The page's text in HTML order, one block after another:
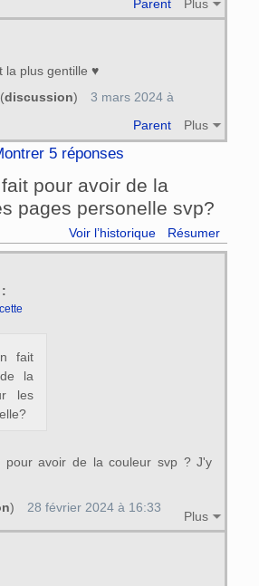
Parent Plus
la plus gentille ♥
Parent Plus
discussion)
3 mars 2024 à
5 réponses
pour avoir de la
pages personelle svp?
Voir l’historique Résumer
fait
la
les
pour avoir de la couleur svp ? J'y
Plus
) 28 février 2024 à 16:33